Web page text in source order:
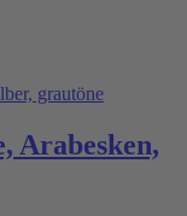
Arabesken,